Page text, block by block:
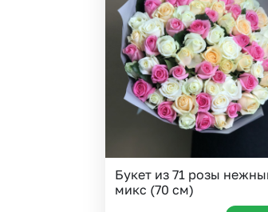
Гвоздики
Гипсофила
Гортензии
Ирисы
Букет из 71 розы
микс (70 см)